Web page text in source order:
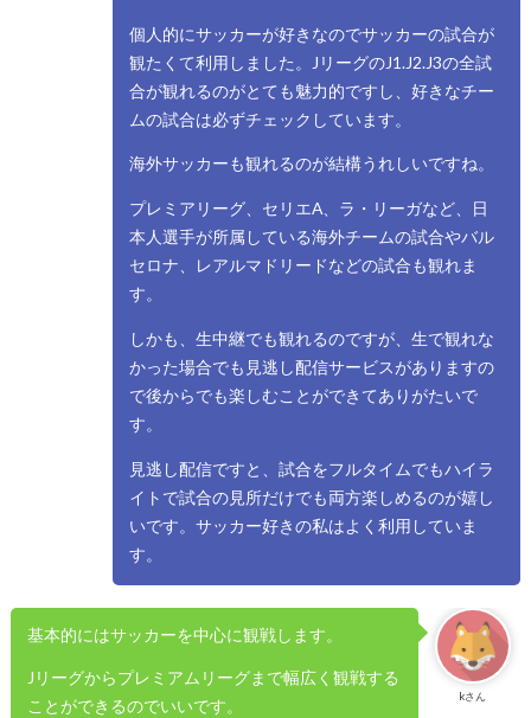
個人的にサッカーが好きなのでサッカーの試合が
観たくて利用しました。JリーグのJ1.J2.J3の全試
合が観れるのがとても魅力的ですし、好きなチー
ムの試合は必ずチェックしています。
海外サッカーも観れるのが結構うれしいですね。
プレミアリーグ、セリエA、ラ・リーガなど、日
本人選手が所属している海外チームの試合やバル
セロナ、レアルマドリードなどの試合も観れま
す。
しかも、生中継でも観れるのですが、生で観れな
かった場合でも見逃し配信サービスがありますの
で後からでも楽しむことができてありがたいで
す。
見逃し配信ですと、試合をフルタイムでもハイラ
イトで試合の見所だけでも両方楽しめるのが嬉し
いです。サッカー好きの私はよく利用していま
す。
kさん
基本的にはサッカーを中心に観戦します。
Jリーグからプレミアムリーグまで幅広く観戦する
ことができるのでいいです。